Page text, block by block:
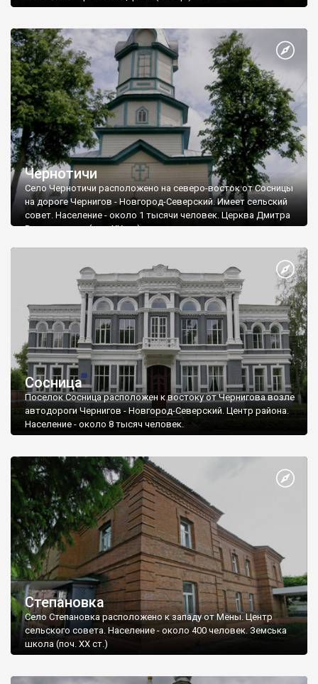
Чернотичи
Село Чернотичи расположено на северо-восток от Сосницы
на дороге Чернигов - Новгород-Северский. Имеет сельский
совет. Население - около 1 тысячи человек. Церква Дмитра
Ростовського (поч. ХХ ст.)
Сосница
Поселок Сосница расположен к востоку от Чернигова возле
автодороги Чернигов - Новгород-Северский. Центр района.
Население - около 8 тысяч человек.
Степановка
Село Степановка расположено к западу от Мены. Центр
сельского совета. Население - около 400 человек. Земська
школа (поч. ХХ ст.)